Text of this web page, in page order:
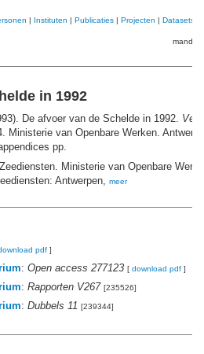
| Instituten | Publicaties| Projecten | Datasets
mandje
in 1992
De afvoer van de Schelde in 1992.
Ministerie van Openbare Werken.
pp.
Ministerie van Openbare
Antwerpen,
meer
pdf ]
: Open access 277123 [ download pdf ]
: Rapporten V267 [235526]
: Dubbels 11 [239344]